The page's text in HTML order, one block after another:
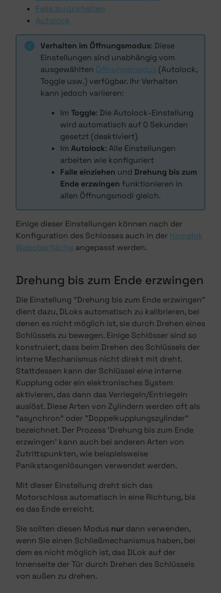
Falle zurückhalten
Autolock
Verhalten im Öffnungsmodus: Diese
Einstellungen sind unabhängig vom
ausgewählten Öffnungsmodus (Autolock,
Toggle usw.) verfügbar. Ihr Verhalten
kann jedoch variieren:
Im Toggle: Die Autolock-Einstellung
wird automatisch auf 0 Sekunden
gesetzt (deaktiviert)
Im Autolock: Alle Einstellungen
arbeiten wie konfiguriert
Falle einziehen und Drehung bis zum
Ende erzwingen funktionieren in
allen Öffnungsmodi gleich.
Einige dieser Einstellungen können nach der
Konfiguration des Schlosses auch in der Homelok
Weboberfläche angepasst werden.
Drehung bis zum Ende erzwingen
Die Einstellung "Drehung bis zum Ende erzwingen"
dient dazu, DLoks automatisch zu kalibrieren, bei
denen es nicht möglich ist, sie durch Drehen eines
Schlüssels zu bewegen. Einige Schlösser sind so
konstruiert, dass beim Drehen des Schlüssels der
interne Mechanismus nicht direkt mit dreht.
Stattdessen kann der Schlüssel eine interne
Kupplung oder ein elektronisches System
aktivieren, das dann das Verriegeln/Entriegeln
auslöst. Diese Arten von Zylindern werden oft als
"asynchron" oder "Doppelkupplungszylinder"
bezeichnet. Der Prozess ‘Drehung bis zum Ende
erzwingen’ kann auch bei anderen Arten von
Zutrittspunkten, wie beispielsweise
Panikstangenlösungen verwendet werden.
Mit dieser Einstellung dreht sich das
Motorschloss automatisch in eine Richtung, bis
es das Ende erreicht.
Sie sollten diesen Modus nur dann verwenden,
wenn Sie einen Schließmechanismus haben, bei
dem es nicht möglich ist, das DLok auf der
Innenseite der Tür durch Drehen des Schlüssels
von außen zu drehen.